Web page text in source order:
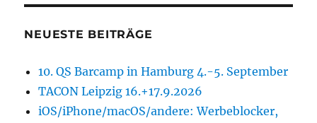
NEUESTE BEITRÄGE
10. QS Barcamp in Hamburg 4.-5. September
TACON Leipzig 16.+17.9.2026
iOS/iPhone/macOS/andere: Werbeblocker,